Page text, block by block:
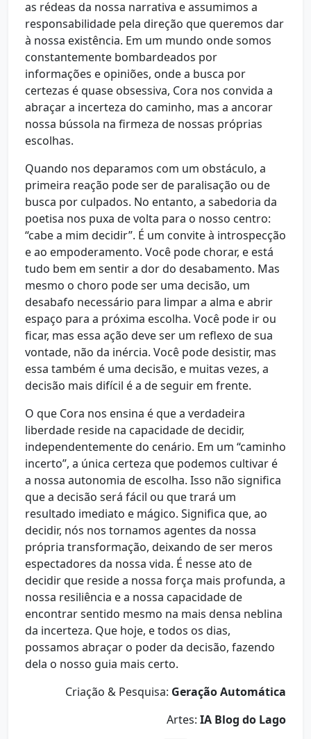
as rédeas da nossa narrativa e assumimos a
responsabilidade pela direção que queremos dar
à nossa existência. Em um mundo onde somos
constantemente bombardeados por
informações e opiniões, onde a busca por
certezas é quase obsessiva, Cora nos convida a
abraçar a incerteza do caminho, mas a ancorar
nossa bússola na firmeza de nossas próprias
escolhas.
Quando nos deparamos com um obstáculo, a
primeira reação pode ser de paralisação ou de
busca por culpados. No entanto, a sabedoria da
poetisa nos puxa de volta para o nosso centro:
“cabe a mim decidir”. É um convite à introspecção
e ao empoderamento. Você pode chorar, e está
tudo bem em sentir a dor do desabamento. Mas
mesmo o choro pode ser uma decisão, um
desabafo necessário para limpar a alma e abrir
espaço para a próxima escolha. Você pode ir ou
ficar, mas essa ação deve ser um reflexo de sua
vontade, não da inércia. Você pode desistir, mas
essa também é uma decisão, e muitas vezes, a
decisão mais difícil é a de seguir em frente.
O que Cora nos ensina é que a verdadeira
liberdade reside na capacidade de decidir,
independentemente do cenário. Em um “caminho
incerto”, a única certeza que podemos cultivar é
a nossa autonomia de escolha. Isso não significa
que a decisão será fácil ou que trará um
resultado imediato e mágico. Significa que, ao
decidir, nós nos tornamos agentes da nossa
própria transformação, deixando de ser meros
espectadores da nossa vida. É nesse ato de
decidir que reside a nossa força mais profunda, a
nossa resiliência e a nossa capacidade de
encontrar sentido mesmo na mais densa neblina
da incerteza. Que hoje, e todos os dias,
possamos abraçar o poder da decisão, fazendo
dela o nosso guia mais certo.
Criação & Pesquisa: Geração Automática
Artes: IA Blog do Lago